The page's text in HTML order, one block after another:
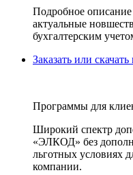
Подробное описание
актуальные
бухгалтерским
Заказать или
Программы для
Широкий спектр
«ЭЛКОД» без
льготных условиях
компании.